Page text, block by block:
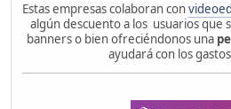
Estas empresas colaboran con
algún descuento a los usuarios que
banners o bien ofreciéndonos una
ayudará con los